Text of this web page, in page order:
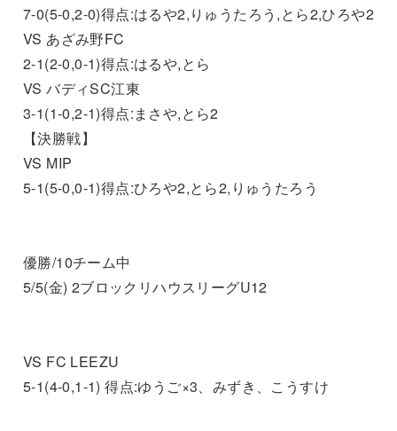
7-0(5-0,2-0)得点:はるや2,りゅうたろう,とら2,ひろや2
VS あざみ野FC
2-1(2-0,0-1)得点:はるや,とら
VS バディSC江東
3-1(1-0,2-1)得点:まさや,とら2
【決勝戦】
VS MIP
5-1(5-0,0-1)得点:ひろや2,とら2,りゅうたろう
優勝/10チーム中
5/5(金) 2ブロックリハウスリーグU12
VS FC LEEZU
5-1(4-0,1-1) 得点:ゆうご×3、みずき、こうすけ